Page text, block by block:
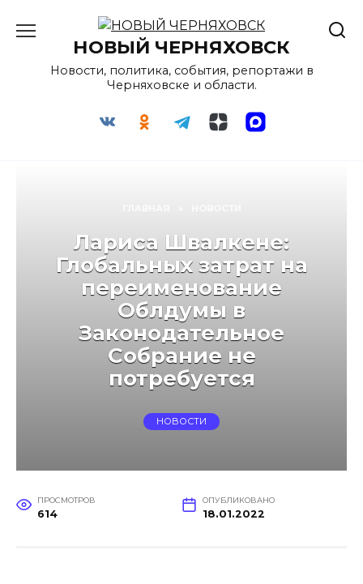
содержаниюНОВЫЙ ЧЕРНЯХОВСК
Новости, политика, события, репортажи в
Черняховске и области.
Лариса Швалкене:
Глобальных затрат на
переименование
Облдумы в
Законодательное
Собрание не
потребуется
НОВОСТИ
ПРОСМОТРОВ
614
ОПУБЛИКОВАНО
18.01.2022